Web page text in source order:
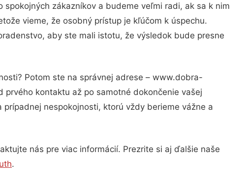
zákazníkov a budeme veľmi radi, ak sa k nim
vieme, že osobný prístup je kľúčom k úspechu.
aby ste mali istotu, že výsledok bude presne
Potom ste na správnej adrese – www.dobra-
kontaktu až po samotné dokončenie vašej
nespokojnosti, ktorú vždy berieme vážne a
nás pre viac informácií. Prezrite si aj ďalšie naše
.